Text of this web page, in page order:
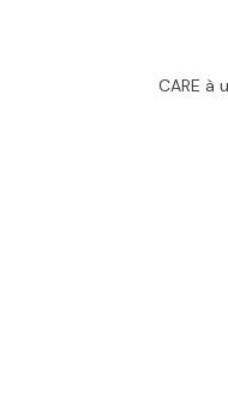
CARE à